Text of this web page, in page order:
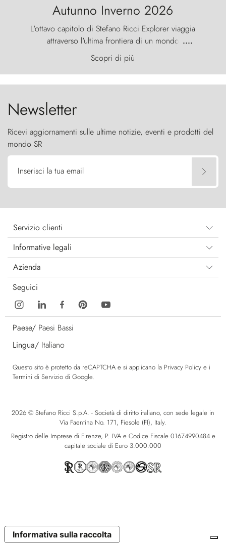
Autunno Inverno 2026
L'ottavo capitolo di Stefano Ricci Explorer viaggia
attraverso l'ultima frontiera di un mondo
primordiale, dove il vento scolpisce la natura con
furia ancestrale e le Torres del Paine sfidano il
cielo come sentinelle di pietra.
....
Scopri di più
Newsletter
Ricevi aggiornamenti sulle ultime notizie, eventi e prodotti del
mondo SR
Inserisci la tua email
Servizio clienti
Informative legali
Azienda
Seguici
Paese/ Paesi Bassi
Lingua/ Italiano
Questo sito è protetto da reCAPTCHA e si applicano la Privacy Policy e i
Termini di Servizio di Google.
2026 © Stefano Ricci S.p.A. - Società di diritto italiano, con sede legale in
Via Faentina No. 171, Fiesole (FI), Italy.
Registro delle Imprese di Firenze, P. IVA e Codice Fiscale 01674990484 e
capitale sociale di Euro 3.000.000
Informativa sulla raccolta